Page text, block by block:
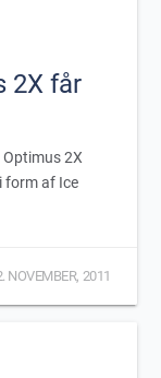
2X får
Optimus 2X
form af Ice
NOVEMBER, 2011